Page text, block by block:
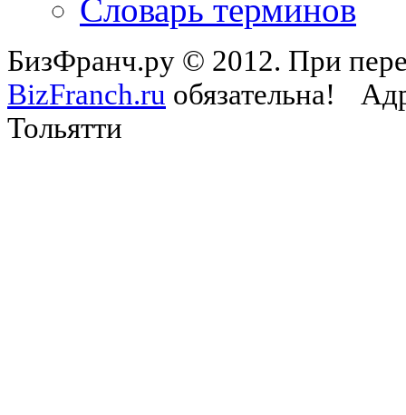
Словарь терминов
БизФранч.ру © 2012. При
BizFranch.ru обязательна!
Тольятти